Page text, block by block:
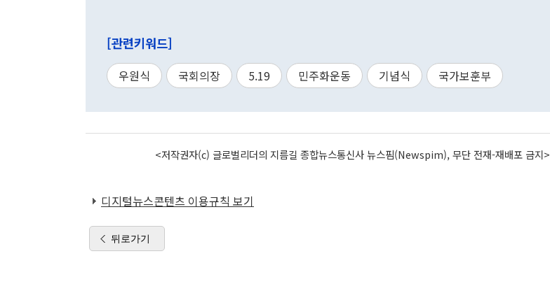
[관련키워드]
우원식 국회의장 5.19 민주화운동 기념식 국가보훈부
<저작권자(c) 글로벌리더의 지름길 종합뉴스통신사 뉴스핌(Newspim), 무단 전재-재배포 금지>
디지털뉴스콘텐츠 이용규칙 보기
뒤로가기